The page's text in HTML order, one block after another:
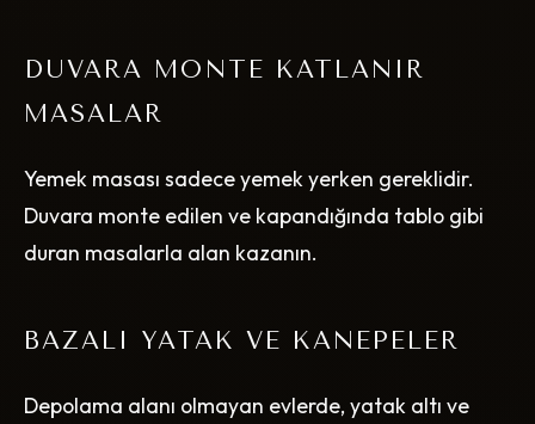
DUVARA MONTE KATLANIR
MASALAR
Yemek masası sadece yemek yerken gereklidir.
Duvara monte edilen ve kapandığında tablo gibi
duran masalarla alan kazanın.
BAZALI YATAK VE KANEPELER
Depolama alanı olmayan evlerde, yatak altı ve